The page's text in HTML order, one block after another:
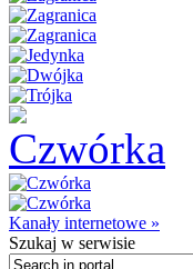
Kanały internetowe »
Szukaj w serwisie